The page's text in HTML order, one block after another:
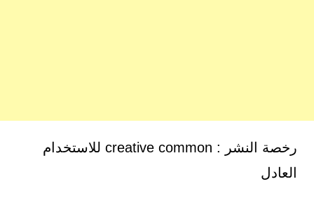
رخصة النشر : creative common للاستخدام
العادل